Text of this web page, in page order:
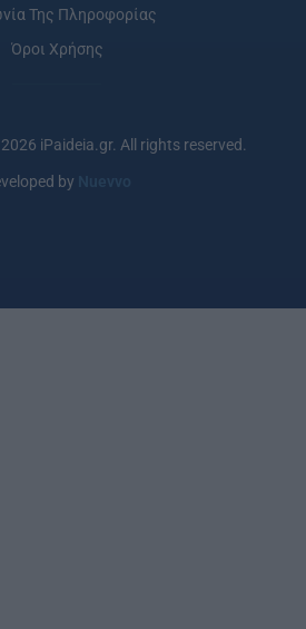
Της Πληροφορίας
Όροι Χρήσης
iPaideia.gr. All rights reserved.
by